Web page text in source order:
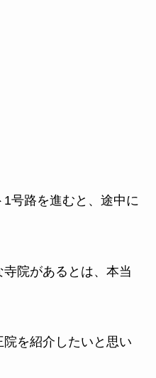
号路を進むと、途中に
院があるとは、本当
を紹介したいと思い